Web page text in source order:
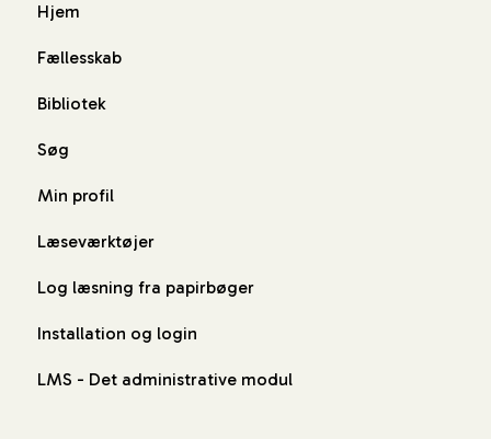
Hjem
Fællesskab
Bibliotek
Søg
Min profil
Læseværktøjer
Log læsning fra papirbøger
Installation og login
LMS - Det administrative modul